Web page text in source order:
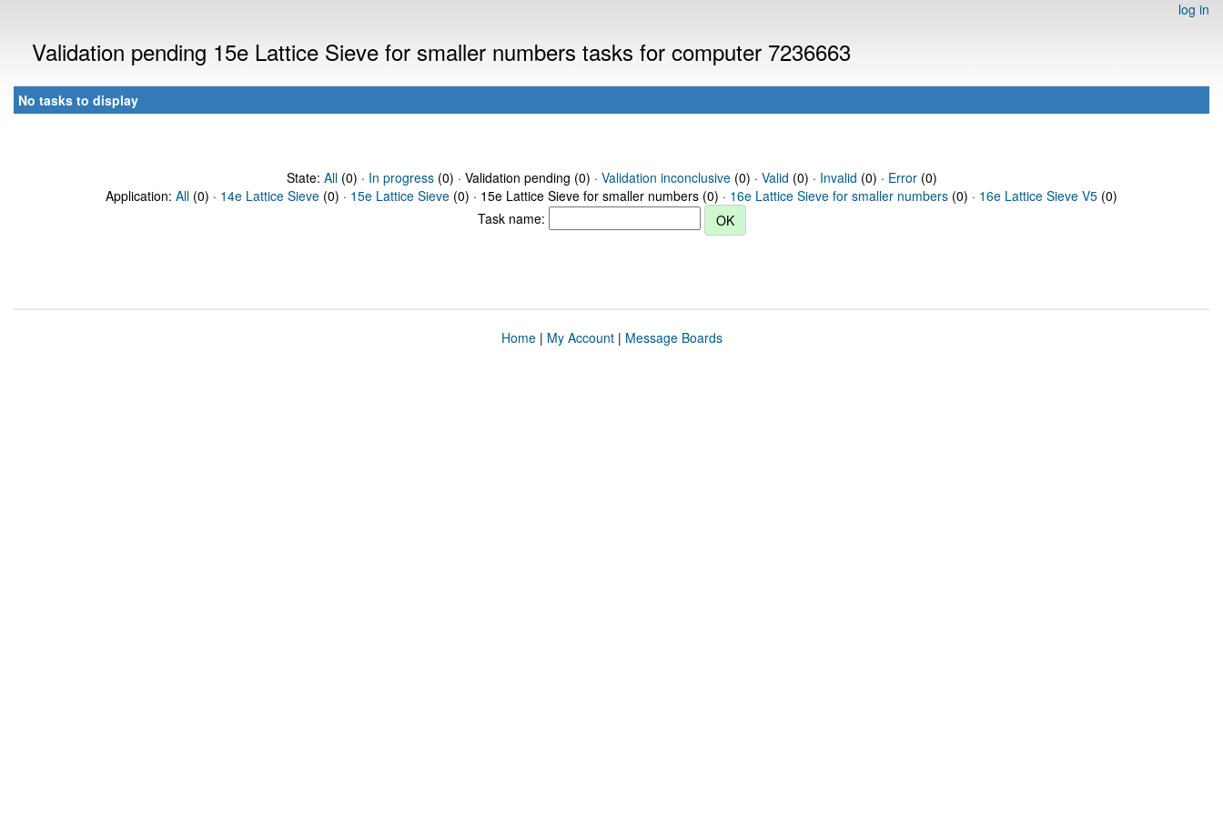
log in
Validation pending 15e Lattice Sieve for smaller numbers tasks for computer 7236663
No tasks to display
State: All(0) · In progress(0) · Validation pending (0) · Validation inconclusive(0) · Valid (0) · Invalid (0) · Error(0)
Application: All (0) · 14e Lattice Sieve (0) · 15e Lattice Sieve (0) · 15e Lattice Sieve for smaller numbers (0) · 16e Lattice Sieve for smaller numbers (0) · 16e Lattice Sieve V5 (0)
Task name:
Home| My Account| Message Boards